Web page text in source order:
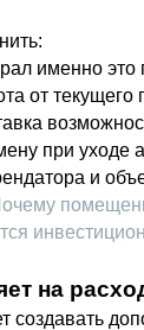
именно это
от текущего
при уходе
и
на
создавать